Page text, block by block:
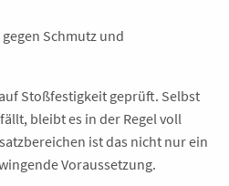
Schmutz und
Stoßfestigkeit geprüft. Selbst
bleibt es in der Regel voll
ist das nicht nur ein
Voraussetzung.